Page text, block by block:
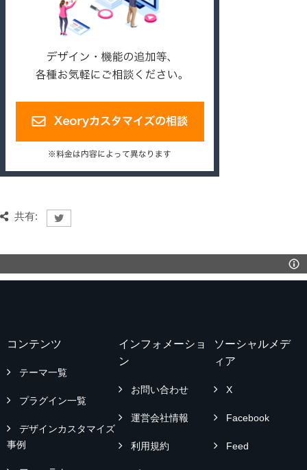
共有:
コンテンツ
テーマ一覧
プラグイン一覧
デザインカスタマイズ
事例
インフォメーショ
ン
お問い合わせ
運営会社情報
利用規約
ソーシャルメデ
ィア
X
Facebook
Feed